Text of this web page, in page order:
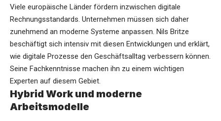
Viele europäische Länder fördern inzwischen digitale
Rechnungsstandards. Unternehmen müssen sich daher
zunehmend an moderne Systeme anpassen. Nils Britze
beschäftigt sich intensiv mit diesen Entwicklungen und erklärt,
wie digitale Prozesse den Geschäftsalltag verbessern können.
Seine Fachkenntnisse machen ihn zu einem wichtigen
Experten auf diesem Gebiet.
Hybrid Work und moderne
Arbeitsmodelle